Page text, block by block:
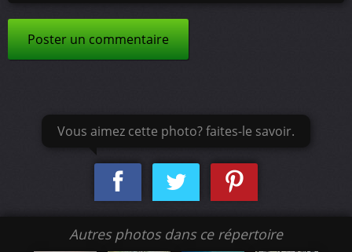
Poster un commentaire
Vous aimez cette photo? faites-le savoir.
Autres photos dans ce répertoire